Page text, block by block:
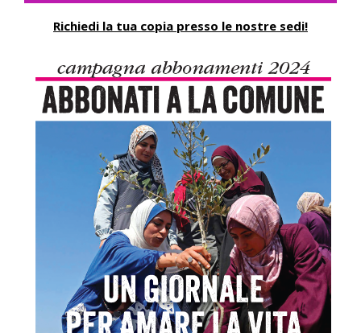
Richiedi la tua copia presso le nostre sedi!